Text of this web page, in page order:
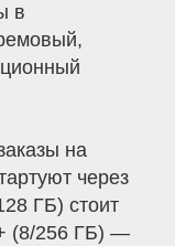
в
на
через
ГБ) стоит
(8/256 ГБ) —